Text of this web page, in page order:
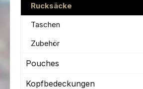
Rucksäcke
Taschen
Zubehör
Pouches
Kopfbedeckungen